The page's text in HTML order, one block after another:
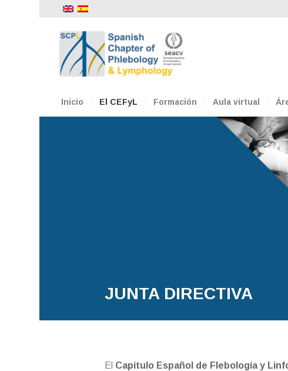
Inicio El CEFyL Formación Aula virtual
JUNTA DIRECTIVA
El Capítulo Español de Flebología y